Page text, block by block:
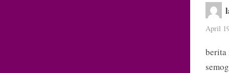
April
berita